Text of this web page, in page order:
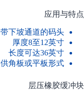
应用与特点
带下坡通道的码头
厚度8至12英寸
长度可达36英寸
角板或平板形式
层压橡胶缓冲块